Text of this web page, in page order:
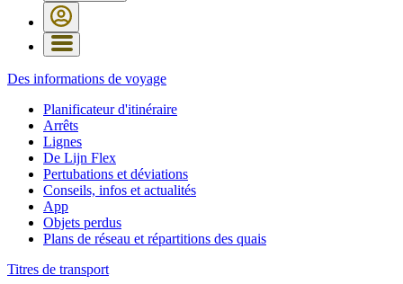
Des informations de voyage
Planificateur d'itinéraire
Arrêts
Lignes
De Lijn Flex
Pertubations et déviations
Conseils, infos et actualités
App
Objets perdus
Plans de réseau et répartitions des quais
Titres de transport